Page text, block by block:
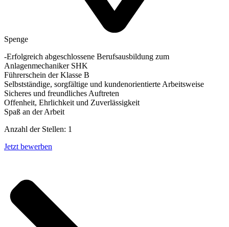
Spenge
-Erfolgreich abgeschlossene Berufsausbildung zum
Anlagenmechaniker SHK
Führerschein der Klasse B
Selbstständige, sorgfältige und kundenorientierte Arbeitsweise
Sicheres und freundliches Auftreten
Offenheit, Ehrlichkeit und Zuverlässigkeit
Spaß an der Arbeit
Anzahl der Stellen: 1
Jetzt bewerben